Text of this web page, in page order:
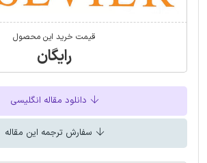
قیمت خرید این محصول
رایگان
دانلود مقاله انگلیسی
سفارش ترجمه این مقاله